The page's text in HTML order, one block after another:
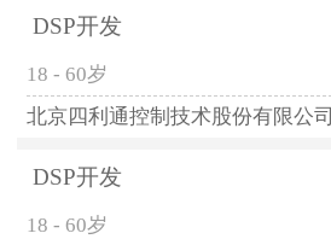
DSP开发
18 - 60岁
北京四利通控制技术股份有限公司
DSP开发
18 - 60岁